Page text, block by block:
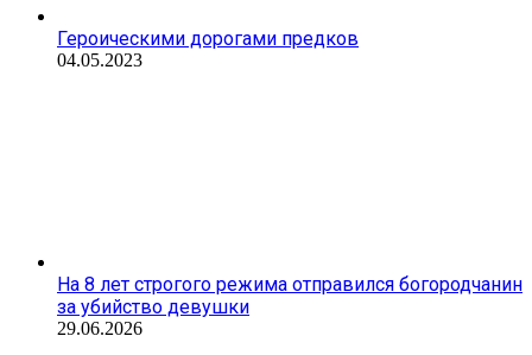
Героическими дорогами предков
04.05.2023
На 8 лет строгого режима отправился богородчанин
за убийство девушки
29.06.2026